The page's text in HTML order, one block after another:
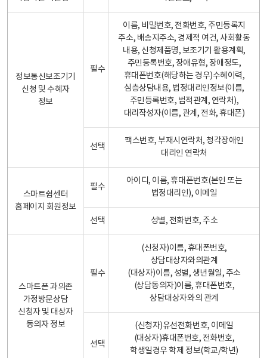
정보통신보조기기
신청 및 수혜자
정보
필수
이름, 비밀번호, 전화번호, 주민등록지
주소, 배송지주소, 경제적 여건, 사회활동
내용, 신청제품명, 보조기기 활용계획,
주민등록번호, 장애유형, 장애정도,
휴대폰번호(해당하는 경우)수혜이력,
심층상담내용, 법정대리인정보(이름,
주민등록번호, 법적관계, 연락처),
대리작성자(이름, 관계, 전화, 휴대폰)
선택
팩스번호, 부재시연락처, 청각장애인
대리인 연락처
스마트쉼센터
홈페이지 회원정보
필수
아이디, 이름, 휴대폰번호(본인 또는
법정대리인), 이메일
선택 성별, 전화번호, 주소
스마트폰 과의존
가정방문상담
신청자 및 대상자
동의자 정보
필수
(신청자)이름, 휴대폰번호,
상담대상자와의관계
(대상자)이름, 성별, 생년월일, 주소
(상담동의자)이름, 휴대폰번호,
상담대상자와의 관계
선택
(신청자)유선전화번호, 이메일
(대상자)휴대폰번호, 전화번호,
학생일경우 학제 정보(학교/학년)